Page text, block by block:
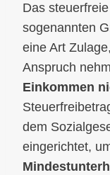
Das
sogenannten
eine Art
Anspruch
Einkommen
dem
eingerichtet,